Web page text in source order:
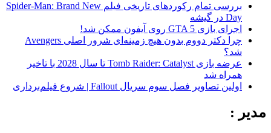
بررسی تمام رکوردهای تاریخی فیلم Spider-Man: Brand New
Day در گیشه
اجرای بازی GTA 5 روی آیفون ممکن شد!
چرا دکتر دووم بدون هیچ زمینه‌ای شرور اصلی Avengers
شد؟
عرضه بازی Tomb Raider: Catalyst تا سال 2028 با تاخیر
همراه شد
اولین تصاویر فصل سوم سریال Fallout | شروع فیلم‌برداری
مدیر :